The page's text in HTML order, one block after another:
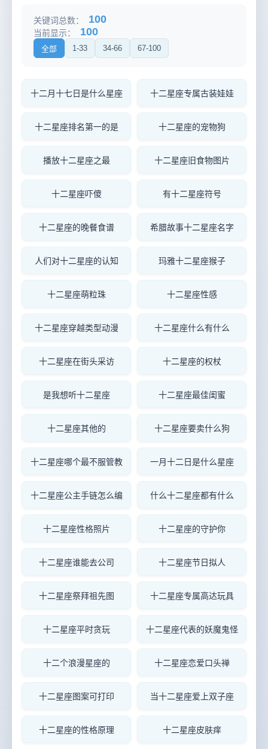
关键词总数： 100
当前显示： 100
全部 1-33 34-66 67-100
十二月十七日是什么星座 十二星座专属古装娃娃
十二星座排名第一的是 十二星座的宠物狗
播放十二星座之最 十二星座旧食物图片
十二星座吓傻 有十二星座符号
十二星座的晚餐食谱 希腊故事十二星座名字
人们对十二星座的认知 玛雅十二星座猴子
十二星座萌粒珠 十二星座性感
十二星座穿越类型动漫 十二星座什么有什么
十二星座在街头采访 十二星座的权杖
是我想听十二星座 十二星座最佳闺蜜
十二星座其他的 十二星座要卖什么狗
十二星座哪个最不服管教 一月十二日是什么星座
十二星座公主手链怎么编 什么十二星座都有什么
十二星座性格照片 十二星座的守护你
十二星座谁能去公司 十二星座节日拟人
十二星座祭拜祖先图 十二星座专属高达玩具
十二星座平时贪玩 十二星座代表的妖魔鬼怪
十二个浪漫星座的 十二星座恋爱口头禅
十二星座图案可打印 当十二星座爱上双子座
十二星座的性格原理 十二星座皮肤痒